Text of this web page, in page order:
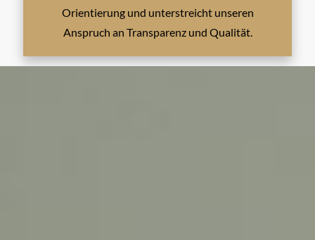
Orientierung und unterstreicht unseren
Anspruch an Transparenz und Qualität.